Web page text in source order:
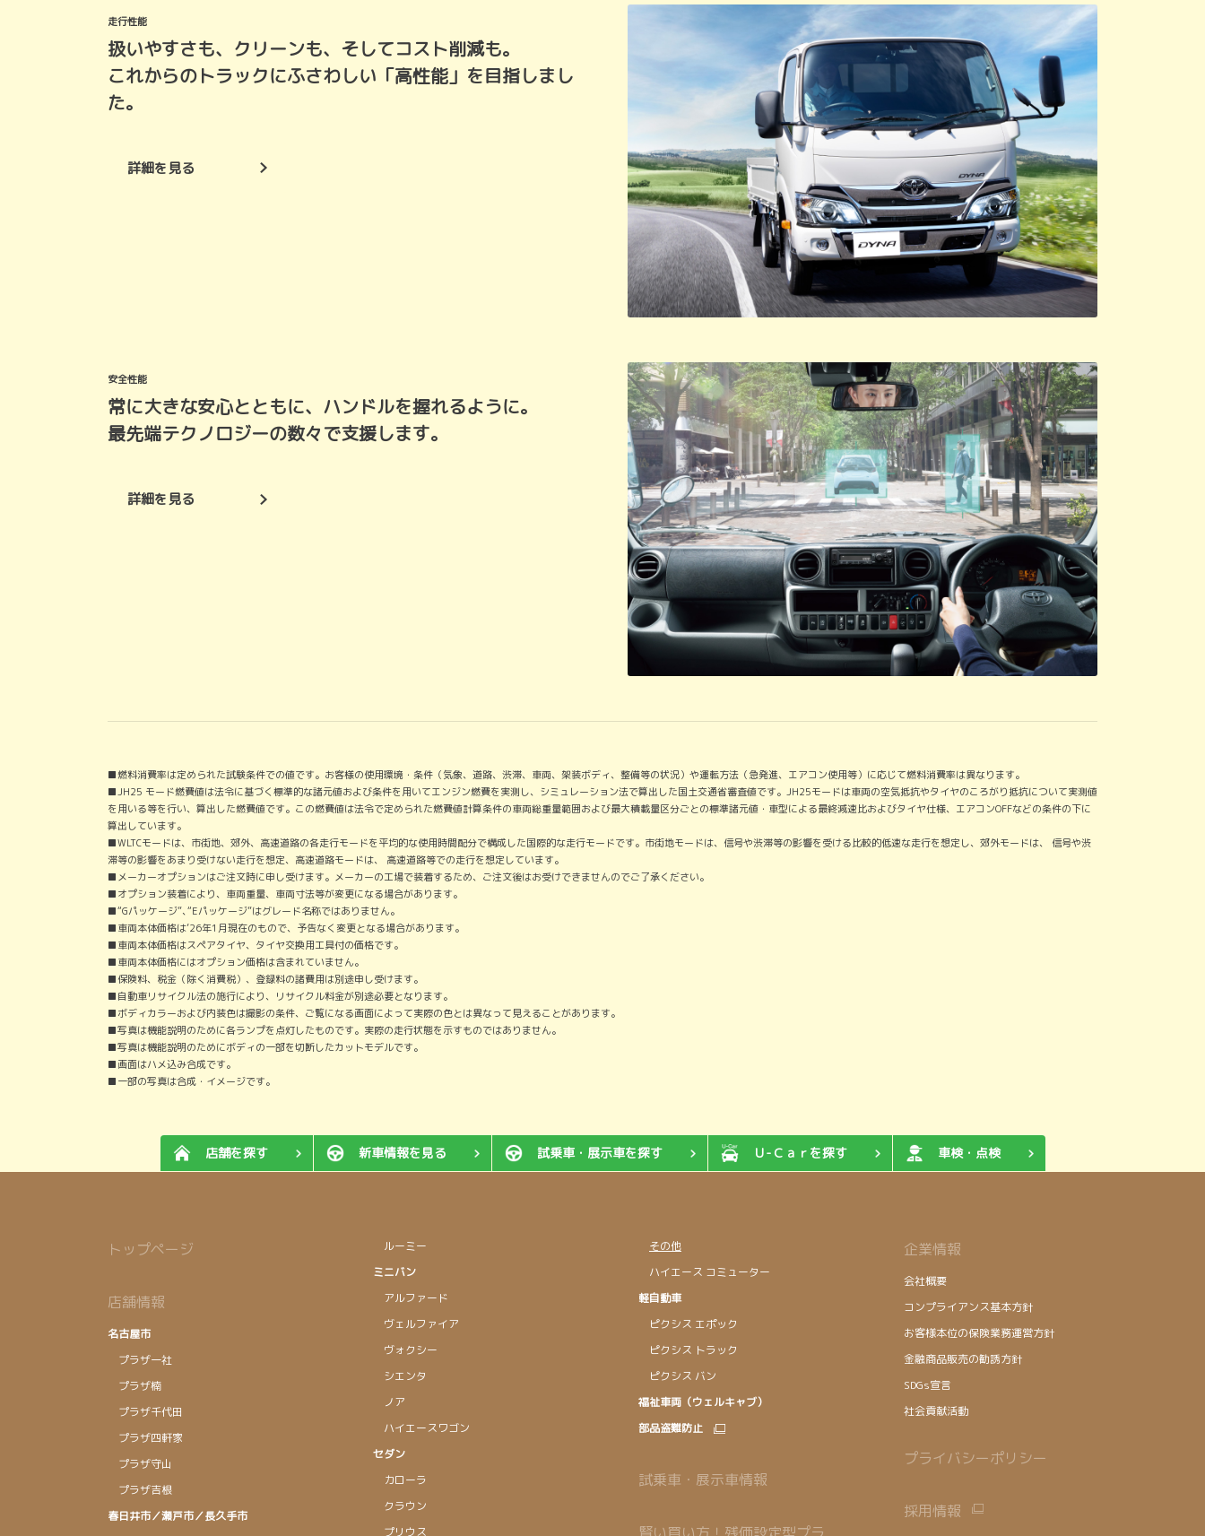
走行性能
扱いやすさも、クリーンも、そしてコスト削減も。
これからのトラックにふさわしい「高性能」を目指しまし
た。
詳細を見る
安全性能
常に大きな安心とともに、ハンドルを握れるように。
最先端テクノロジーの数々で支援します。
詳細を見る
■燃料消費率は定められた試験条件での値です。お客様の使用環境・条件（気象、道路、渋滞、車両、架装ボディ、整備等の状況）や運転方法（急発進、エアコン使用等）に応じて燃料消費率は異なります。
■JH25 モード燃費値は法令に基づく標準的な諸元値および条件を用いてエンジン燃費を実測し、シミュレーション法で算出した国土交通省審査値です。JH25モードは車両の空気抵抗やタイヤのころがり抵抗について実測値
を用いる等を行い、算出した燃費値です。この燃費値は法令で定められた燃費値計算条件の車両総重量範囲および最大積載量区分ごとの標準諸元値・車型による最終減速比およびタイヤ仕様、エアコンOFFなどの条件の下に
算出しています。
■WLTCモードは、市街地、郊外、高速道路の各走行モードを平均的な使用時間配分で構成した国際的な走行モードです。市街地モードは、信号や渋滞等の影響を受ける比較的低速な走行を想定し、郊外モードは、 信号や渋
滞等の影響をあまり受けない走行を想定、高速道路モードは、 高速道路等での走行を想定しています。
■メーカーオプションはご注文時に申し受けます。メーカーの工場で装着するため、ご注文後はお受けできませんのでご了承ください。
■オプション装着により、車両重量、車両寸法等が変更になる場合があります。
■“Gパッケージ”､“Eパッケージ”はグレード名称ではありません。
■車両本体価格は’26年1月現在のもので、予告なく変更となる場合があります。
■車両本体価格はスペアタイヤ、タイヤ交換用工具付の価格です。
■車両本体価格にはオプション価格は含まれていません。
■保険料、税金（除く消費税）、登録料の諸費用は別途申し受けます。
■自動車リサイクル法の施行により、リサイクル料金が別途必要となります。
■ボディカラーおよび内装色は撮影の条件、ご覧になる画面によって実際の色とは異なって見えることがあります。
■写真は機能説明のために各ランプを点灯したものです。実際の走行状態を示すものではありません。
■写真は機能説明のためにボディの一部を切断したカットモデルです。
■画面はハメ込み合成です。
■一部の写真は合成・イメージです。
店舗を探す 新車情報を見る 試乗車・展示車を探す Ｕ-Ｃａｒを探す 車検・点検
トップページ
店舗情報
名古屋市
プラザ一社
プラザ楠
プラザ千代田
プラザ四軒家
プラザ守山
プラザ吉根
春日井市／瀬戸市／長久手市
ルーミー
ミニバン
アルファード
ヴェルファイア
ヴォクシー
シエンタ
ノア
ハイエースワゴン
セダン
カローラ
クラウン
プリウス
その他
ハイエース コミューター
軽自動車
ピクシス エポック
ピクシス トラック
ピクシス バン
福祉車両（ウェルキャブ）
部品盗難防止
試乗車・展示車情報
賢い買い方！残価設定型プラ
企業情報
会社概要
コンプライアンス基本方針
お客様本位の保険業務運営方針
金融商品販売の勧誘方針
SDGs宣言
社会貢献活動
プライバシーポリシー
採用情報